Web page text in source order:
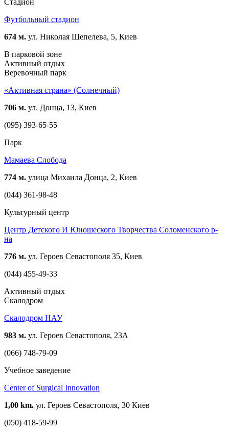
Стадион
Футбольный стадион
674 м. ул. Николая Шепелева, 5, Киев
В парковой зоне
Активный отдых
Веревочный парк
«Активная страна» (Солнечный)
706 м. ул. Донца, 13, Киев
(095) 393-65-55
Парк
Мамаева Слобода
774 м. улица Михаила Донца, 2, Киев
(044) 361-98-48
Культурный центр
Центр Детского И Юношеского Творчества Соломенского р-
на
776 м. ул. Героев Севастополя 35, Киев
(044) 455-49-33
Активный отдых
Скалодром
Скалодром НАУ
983 м. ул. Героев Севастополя, 23А
(066) 748-79-09
Учебное заведение
Center of Surgical Innovation
1,00 km. ул. Героев Севастополя, 30 Киев
(050) 418-59-99